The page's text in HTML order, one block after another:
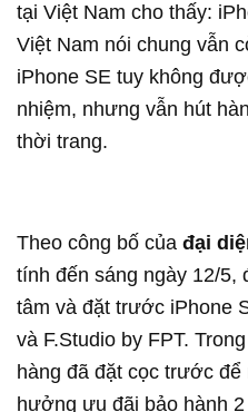
tại Việt Nam cho thấy:
Việt Nam nói chung vẫn
iPhone SE tuy không
nhiệm, nhưng vẫn hút
thời trang.
Theo công bố của đại
tính đến sáng ngày 12/5,
tâm và đặt trước iPhone
và F.Studio by FPT.
hàng đã đặt cọc trước
hưởng ưu đãi bảo hành